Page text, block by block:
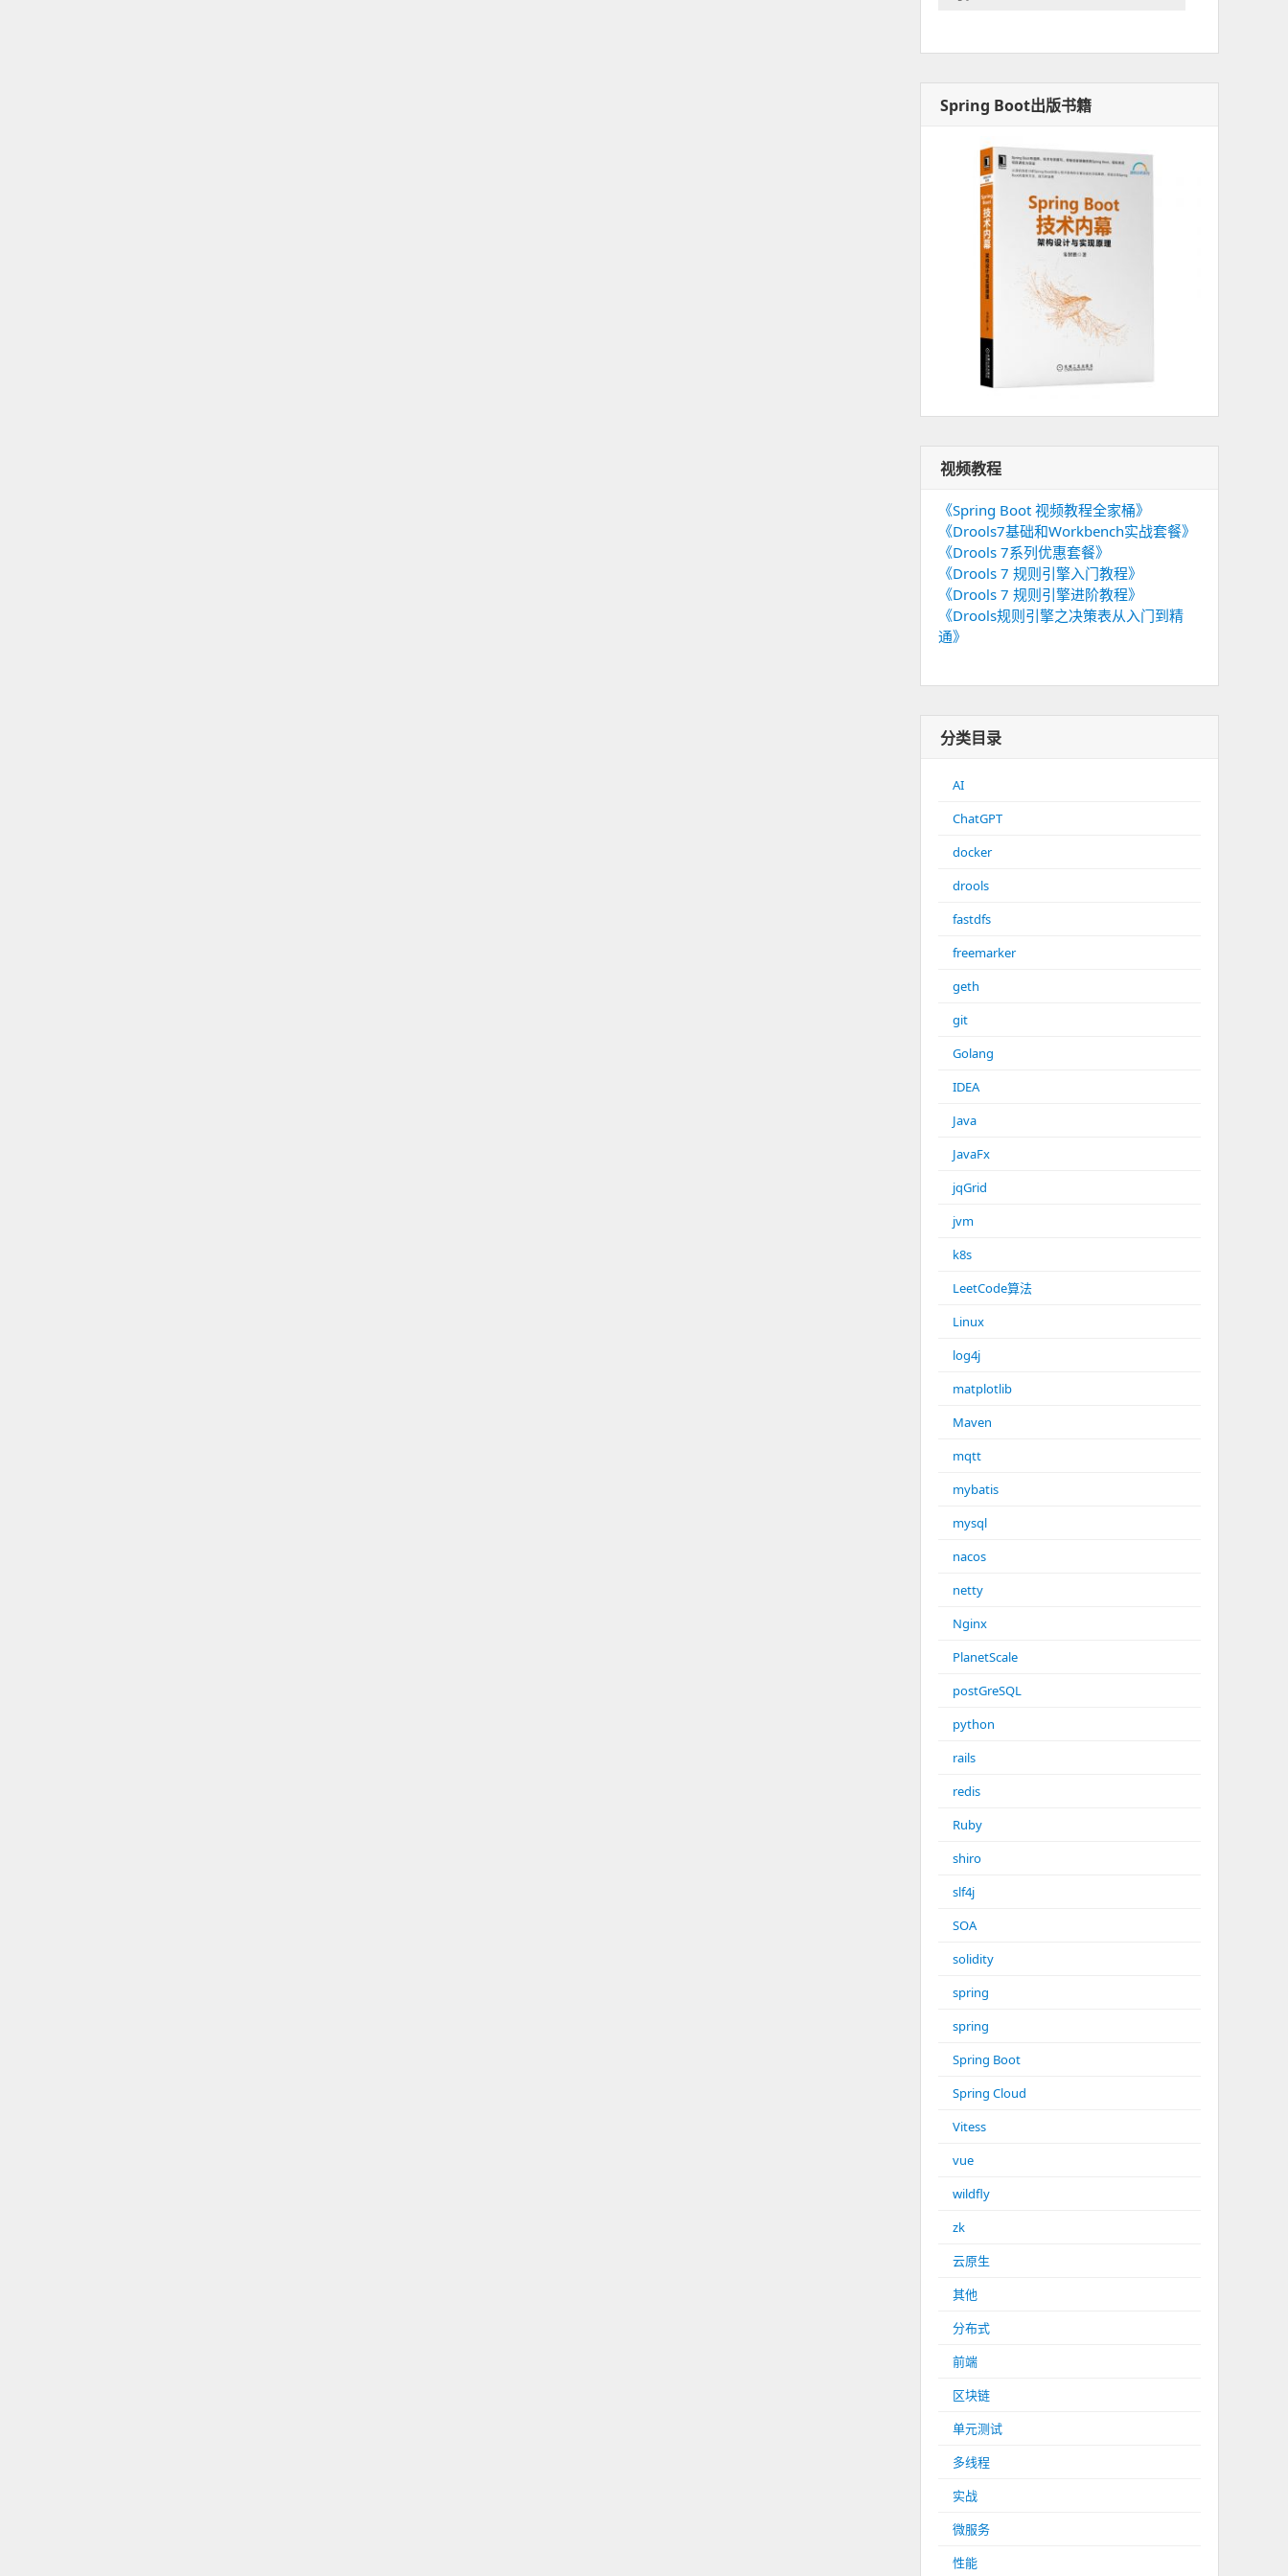
Spring Boot出版书籍
视频教程
《Spring Boot 视频教程全家桶》
《Drools7基础和Workbench实战套餐》
《Drools 7系列优惠套餐》
《Drools 7 规则引擎入门教程》
《Drools 7 规则引擎进阶教程》
《Drools规则引擎之决策表从入门到精
通》
分类目录
AI
ChatGPT
docker
drools
fastdfs
freemarker
geth
git
Golang
IDEA
Java
JavaFx
jqGrid
jvm
k8s
LeetCode算法
Linux
log4j
matplotlib
Maven
mqtt
mybatis
mysql
nacos
netty
Nginx
PlanetScale
postGreSQL
python
rails
redis
Ruby
shiro
slf4j
SOA
solidity
spring
spring
Spring Boot
Spring Cloud
Vitess
vue
wildfly
zk
云原生
其他
分布式
前端
区块链
单元测试
多线程
实战
微服务
性能